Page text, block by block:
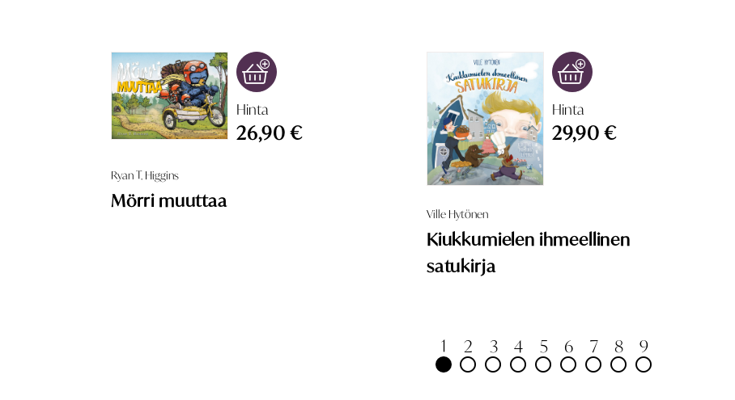
Hinta
26,90 €
Ryan T. Higgins
Mörri muuttaa
Hinta
29,90 €
Ville Hytönen
Kiukkumielen ihmeellinen
satukirja
1 2 3 4 5 6 7 8 9